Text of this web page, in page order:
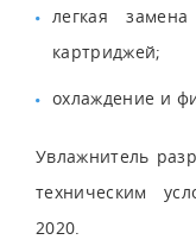
легкая
картриджей;
охлаждение и
Увлажнитель
техническим
2020.